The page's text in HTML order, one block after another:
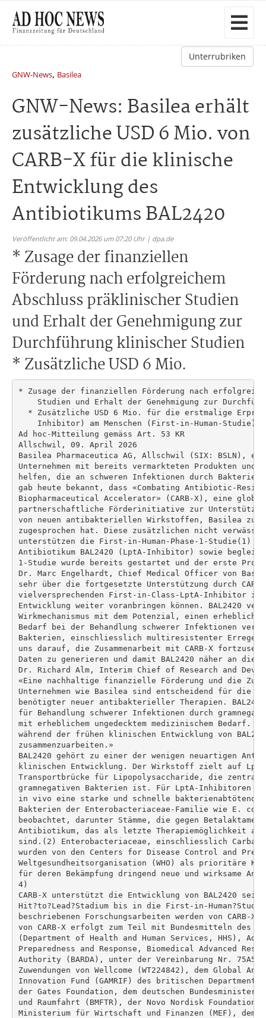
Unterrubriken
GNW-News, Basilea
GNW-News: Basilea erhält
zusätzliche USD 6 Mio. von
CARB-X für die klinische
Entwicklung des
Antibiotikums BAL2420
Veröffentlicht am: 09.04.2026 um 07:20 Uhr | dpa.de
* Zusage der finanziellen
Förderung nach erfolgreichem
Abschluss präklinischer Studien
und Erhalt der Genehmigung zur
Durchführung klinischer Studien
* Zusätzliche USD 6 Mio.
* Zusage der finanziellen Förderung nach
Studien und Erhalt der Genehmigung zur
* Zusätzliche USD 6 Mio. für die erstmalige
    Inhibitor) am Menschen (First-in-Human-Studie)
Ad hoc-Mitteilung gemäss Art. 53 KR
Allschwil, 09. April 2026
Basilea Pharmaceutica AG, Allschwil (SIX: BSLN), ein
Unternehmen mit bereits vermarkteten Produkten und
helfen, die an schweren Infektionen durch
gab heute bekannt, dass «Combating Antibiotic-
Biopharmaceutical Accelerator» (CARB-X), eine
partnerschaftliche Förderinitiative zur Unterstützung
von neuen antibakteriellen Wirkstoffen, Basilea
zugesprochen hat. Diese zusätzlichen nicht
unterstützen die First-in-Human-Phase-1-Studie(1)
Antibiotikum BAL2420 (LptA-Inhibitor) sowie
1-Studie wurde bereits gestartet und der erste
Dr. Marc Engelhardt, Chief Medical Officer von
sehr über die fortgesetzte Unterstützung durch
vielversprechenden First-in-Class-LptA-Inhibitor in
Entwicklung weiter voranbringen können. BAL2420
Wirkmechanismus mit dem Potenzial, einen
Bedarf bei der Behandlung schwerer Infektionen
Bakterien, einschliesslich multiresistenter
uns darauf, die Zusammenarbeit mit CARB-X
Daten zu generieren und damit BAL2420 näher an die
Dr. Richard Alm, Interim Chief of Research and
«Eine nachhaltige finanzielle Förderung und die
Unternehmen wie Basilea sind entscheidend für die
benötigter neuer antibakterieller Therapien.
für Behandlung schwerer Infektionen durch
mit erheblichem ungedecktem medizinischem Bedarf.
während der frühen klinischen Entwicklung von
zusammenzuarbeiten.»
BAL2420 gehört zu einer der wenigen neuartigen
klinischen Entwicklung. Der Wirkstoff zielt auf
Transportbrücke für Lipopolysaccharide, die
gramnegativen Bakterien ist. Für LptA-Inhibitoren
in vivo eine starke und schnelle bakterienabtötende
Bakterien der Enterobacteriaceae-Familie wie E. coli
beobachtet, darunter Stämme, die gegen
Antibiotikum, das als letzte Therapiemöglichkeit
sind.(2) Enterobacteriaceae, einschliesslich
wurden von den Centers for Disease Control and
Weltgesundheitsorganisation (WHO) als prioritäre
für deren Bekämpfung dringend neue und wirksame
4)
CARB-X unterstützt die Entwicklung von BAL2420
Hit?to?Lead?Stadium bis in die First-in-
beschriebenen Forschungsarbeiten werden von
von CARB-X erfolgt zum Teil mit Bundesmitteln des
(Department of Health and Human Services, HHS),
Preparedness and Response, Biomedical Advanced
Authority (BARDA), unter der Vereinbarung Nr.
Zuwendungen von Wellcome (WT224842), dem Global
Innovation Fund (GAMRIF) des britischen
der Gates Foundation, dem deutschen
und Raumfahrt (BMFTR), der Novo Nordisk
Ministerium für Wirtschaft und Finanzen (MEF), dem